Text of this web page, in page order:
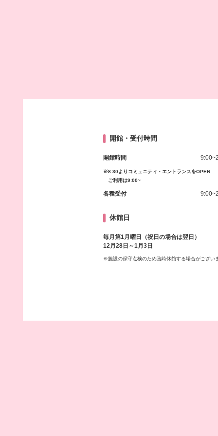
開館・受付時間
開館時間
※8:30よりコミュニティ・エントランスをOPEN
ご利用は9:00~
各種受付
休館日
毎月第1月曜日（祝日の場合は翌日）
12月28日～1月3日
※施設の保守点検のため臨時休館する場合がござい